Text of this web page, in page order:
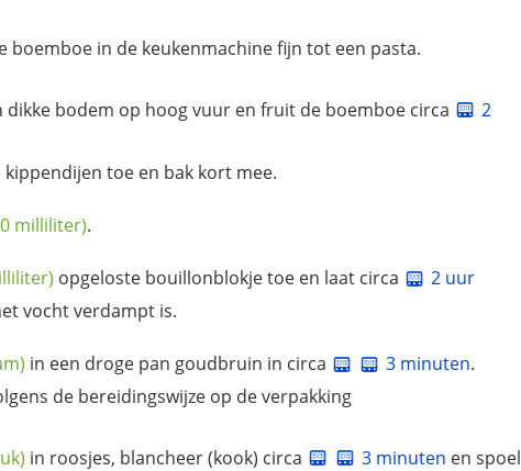
boemboe in de keukenmachine fijn tot een pasta.
dikke bodem op hoog vuur en fruit de boemboe circa
2
toe en bak kort mee.
milliliter).
opgeloste bouillonblokje toe en laat circa
2 uur
vocht verdampt is.
in een droge pan goudbruin in circa 3 minuten.
de bereidingswijze op de verpakking
in roosjes, blancheer (kook) circa 3 minuten en spoel